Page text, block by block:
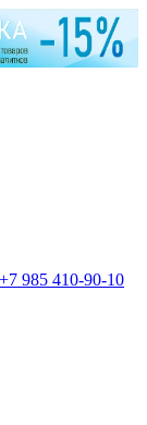
+7 985 410-90-10